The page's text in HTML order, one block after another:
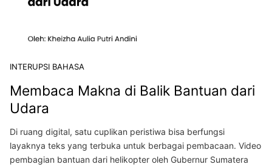
INTERUPSI BAHASA
Membaca Makna di Balik Bantuan dari
Udara
Di ruang digital, satu cuplikan peristiwa bisa berfungsi
layaknya teks yang terbuka untuk berbagai pembacaan. Video
pembagian bantuan dari helikopter oleh Gubernur Sumatera